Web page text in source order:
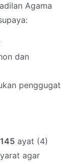
Agama
dan
penggugat
ayat (4)
agar